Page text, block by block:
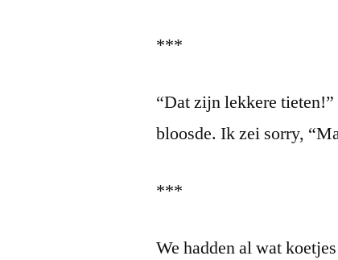
***
“Dat zijn lekkere
bloosde. Ik zei sorry,
***
We hadden al wat